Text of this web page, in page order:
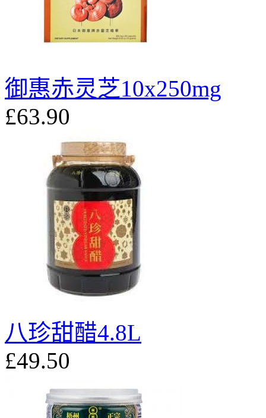
御惠赤灵芝10x250mg
£63.90
八珍甜醋4.8L
£49.50